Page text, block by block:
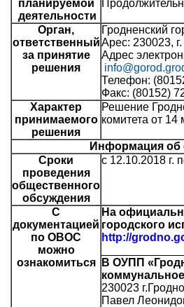
планируемой
деятельности
Орган,
ответственный
за принятие
решения
Гродненский
Арес: 230023,
Адрес
Телефон:
Факс: (80152)
Характер
принимаемого
решения
Решение
комитета от
Информация об
Сроки
проведения
общественного
обсуждения
с 12.10.2018 г.
С
документацией
по ОВОС
можно
ознакомиться
На
городского
http://
В ОУПП
230023
Павел